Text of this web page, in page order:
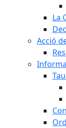
La
Acció